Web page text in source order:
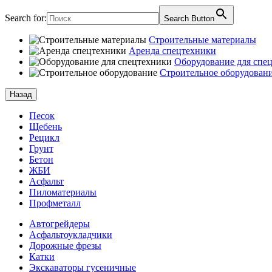
Search for: Search Button
Строительные материалы
Аренда спецтехники
Оборудование для
Строительное
Назад
Песок
Щебень
Рецикл
Грунт
Бетон
ЖБИ
Асфальт
Пиломатериалы
Профметалл
Автогрейдеры
Асфальто­укладчики
Дорожные фрезы
Катки
Экскаваторы гусеничные